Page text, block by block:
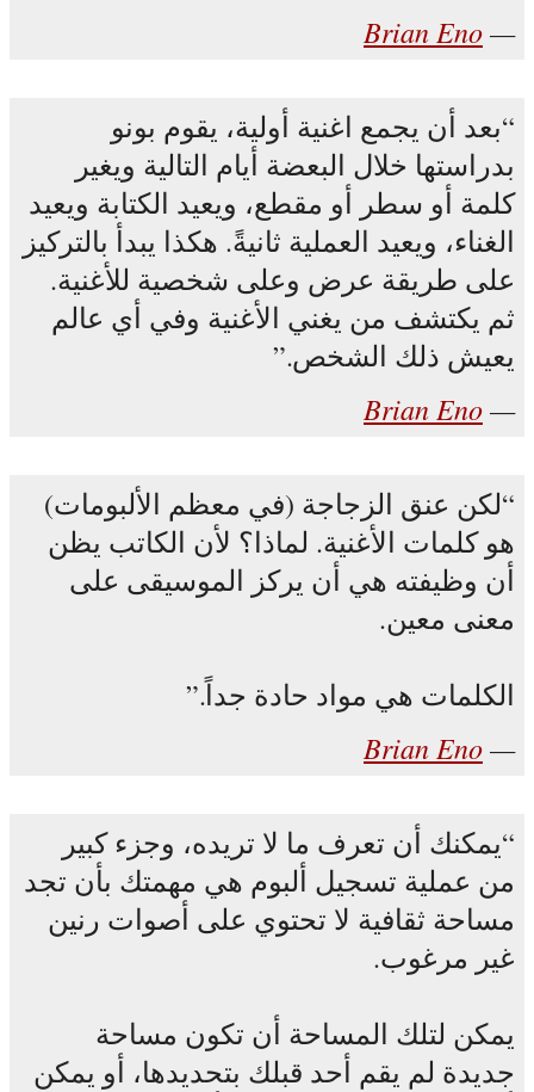
Brian Eno
بعد أن يجمع اغنية أولية، يقوم بونو
بدراستها خلال البعضة أيام التالية ويغير
كلمة أو سطر أو مقطع، ويعيد الكتابة ويعيد
الغناء، ويعيد العملية ثانيةً. هكذا يبدأ بالتركيز
على طريقة عرض وعلى شخصية للأغنية.
ثم يكتشف من يغني الأغنية وفي أي عالم
يعيش ذلك الشخص.
Brian Eno
لكن عنق الزجاجة (في معظم الألبومات)
هو كلمات الأغنية. لماذا؟ لأن الكاتب يظن
أن وظيفته هي أن يركز الموسيقى على
معنى معين.
الكلمات هي مواد حادة جداً.
Brian Eno
يمكنك أن تعرف ما لا تريده، وجزء كبير
من عملية تسجيل ألبوم هي مهمتك بأن تجد
مساحة ثقافية لا تحتوي على أصوات رنين
غير مرغوب.
يمكن لتلك المساحة أن تكون مساحة
جديدة لم يقم أحد قبلك بتحديدها، أو يمكن